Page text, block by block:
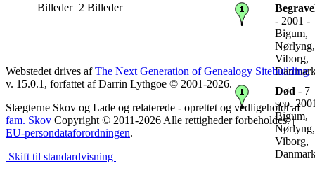
- 2001 -
Bigum,
Nørlyng,
Viborg,
Død - 7
sep.
Bigum,
Nørlyng,
Viborg,
Billeder 2 Billeder
Webstedet drives afThe Next Generation of Genealogy Sitebuilding
v. 15.0.1, forfattet af Darrin Lythgoe © 2001-2026.
Slægterne Skov og Lade og relaterede - oprettet og vedligeholdt af
fam. Skov Copyright © 2011-2026 Alle rettigheder forbeholdes. |
EU-persondataforordningen.
Skift til standardvisning